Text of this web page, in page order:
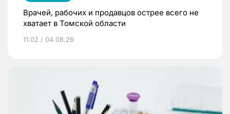
Врачей, рабочих и продавцов острее всего не
хватает в Томской области
11:02 / 04.08.26